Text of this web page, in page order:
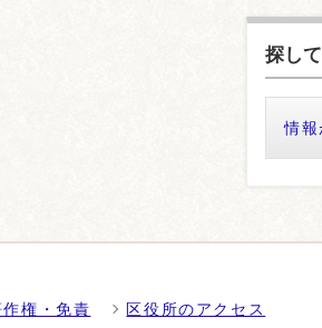
探し
情報
作権・免責 区役所のアクセス